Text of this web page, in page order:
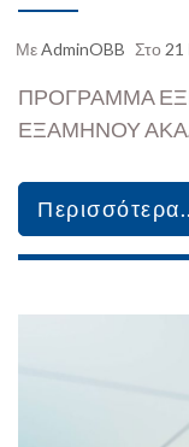
ΜεAdminOBB Στο 21
ΠΡΟΓΡΑΜΜΑ
ΕΞΑΜΗΝΟΥ